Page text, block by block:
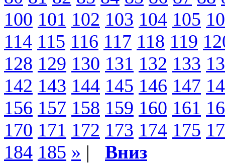
100 101 102 103 104 105
114 115 116 117 118 119
128 129 130 131 132 133
142 143 144 145 146 147
156 157 158 159 160 161
170 171 172 173 174 175
184 185 » | Вниз